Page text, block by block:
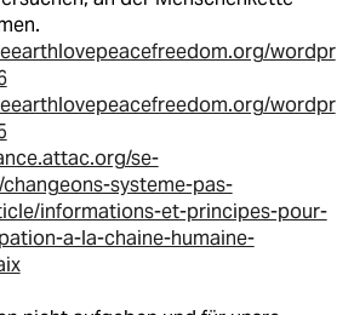
wordpr
wordpr
se-
systeme-pas-
informations-et-principes-pour-
a-la-chaine-humaine-